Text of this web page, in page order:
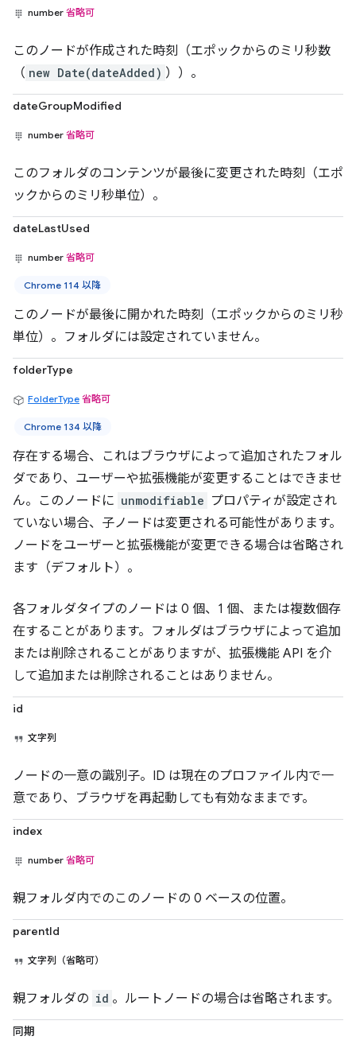
number 省略可
このノードが作成された時刻（エポックからのミリ秒数
（ new Date(dateAdded) ））。
dateGroupModified
number 省略可
このフォルダのコンテンツが最後に変更された時刻（エポ
ックからのミリ秒単位）。
dateLastUsed
number 省略可
Chrome 114 以降
このノードが最後に開かれた時刻（エポックからのミリ秒
単位）。フォルダには設定されていません。
folderType
FolderType 省略可
Chrome 134 以降
存在する場合、これはブラウザによって追加されたフォル
ダであり、ユーザーや拡張機能が変更することはできませ
ん。このノードに unmodifiable プロパティが設定され
ていない場合、子ノードは変更される可能性があります。
ノードをユーザーと拡張機能が変更できる場合は省略され
ます（デフォルト）。
各フォルダタイプのノードは 0 個、1 個、または複数個存
在することがあります。フォルダはブラウザによって追加
または削除されることがありますが、拡張機能 API を介
して追加または削除されることはありません。
id
文字列
ノードの一意の識別子。ID は現在のプロファイル内で一
意であり、ブラウザを再起動しても有効なままです。
index
number 省略可
親フォルダ内でのこのノードの 0 ベースの位置。
parentId
文字列（省略可）
親フォルダの id 。ルートノードの場合は省略されます。
同期